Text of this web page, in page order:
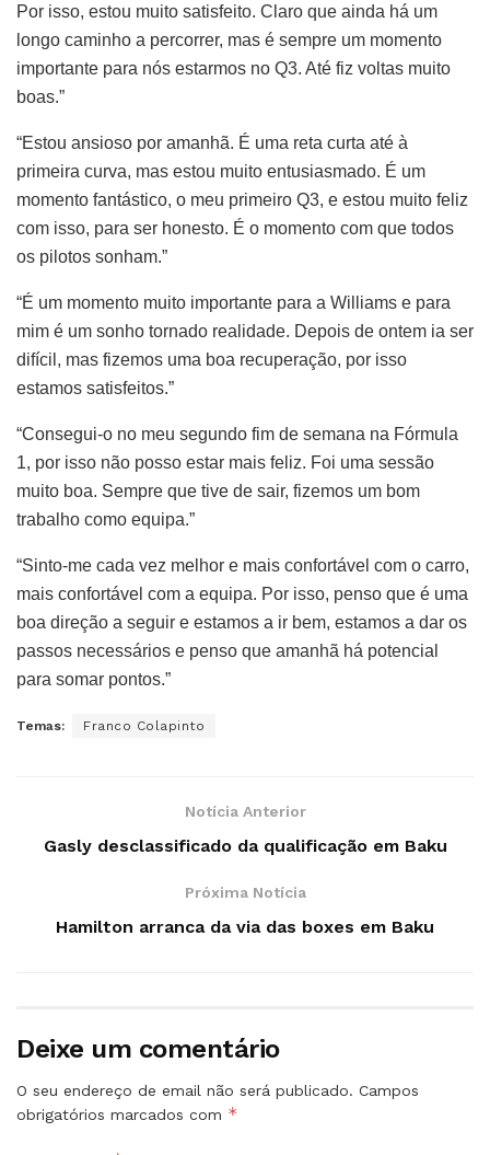
Por isso, estou muito satisfeito. Claro que ainda há um
longo caminho a percorrer, mas é sempre um momento
importante para nós estarmos no Q3. Até fiz voltas muito
boas.”
“Estou ansioso por amanhã. É uma reta curta até à
primeira curva, mas estou muito entusiasmado. É um
momento fantástico, o meu primeiro Q3, e estou muito feliz
com isso, para ser honesto. É o momento com que todos
os pilotos sonham.”
“É um momento muito importante para a Williams e para
mim é um sonho tornado realidade. Depois de ontem ia ser
difícil, mas fizemos uma boa recuperação, por isso
estamos satisfeitos.”
“Consegui-o no meu segundo fim de semana na Fórmula
1, por isso não posso estar mais feliz. Foi uma sessão
muito boa. Sempre que tive de sair, fizemos um bom
trabalho como equipa.”
“Sinto-me cada vez melhor e mais confortável com o carro,
mais confortável com a equipa. Por isso, penso que é uma
boa direção a seguir e estamos a ir bem, estamos a dar os
passos necessários e penso que amanhã há potencial
para somar pontos.”
Temas: Franco Colapinto
Notícia Anterior
Gasly desclassificado da qualificação em Baku
Próxima Notícia
Hamilton arranca da via das boxes em Baku
Deixe um comentário
O seu endereço de email não será publicado. Campos
obrigatórios marcados com *